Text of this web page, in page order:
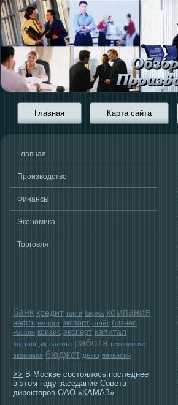
Главная Карта сайта
Главная
Производство
Финансы
Экономика
Торговля
банк кредит торги биржа компания
нефть импорт экспорт отчёт бизнес
Россия кризис эксперт капитал
поставщик валюта работа технологии
экономия бюджет дело вакансии
>> В Москве состоялось последнее
в этом году заседание Совета
директоров ОАО «КАМАЗ»